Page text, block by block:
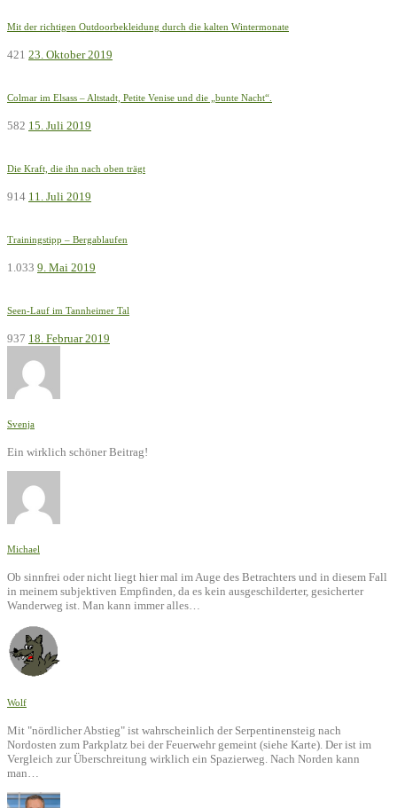
Mit der richtigen Outdoorbekleidung durch die kalten Wintermonate
421 23. Oktober 2019
Colmar im Elsass – Altstadt, Petite Venise und die „bunte Nacht“.
582 15. Juli 2019
Die Kraft, die ihn nach oben trägt
914 11. Juli 2019
Trainingstipp – Bergablaufen
1.033 9. Mai 2019
Seen-Lauf im Tannheimer Tal
937 18. Februar 2019
Svenja
Ein wirklich schöner Beitrag!
Michael
Ob sinnfrei oder nicht liegt hier mal im Auge des Betrachters und in diesem Fall
in meinem subjektiven Empfinden, da es kein ausgeschilderter, gesicherter
Wanderweg ist. Man kann immer alles…
Wolf
Mit "nördlicher Abstieg" ist wahrscheinlich der Serpentinensteig nach
Nordosten zum Parkplatz bei der Feuerwehr gemeint (siehe Karte). Der ist im
Vergleich zur Überschreitung wirklich ein Spazierweg. Nach Norden kann
man…